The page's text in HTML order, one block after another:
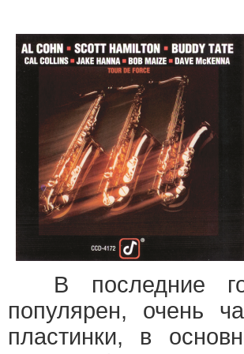
В последние
популярен, очень
пластинки, в